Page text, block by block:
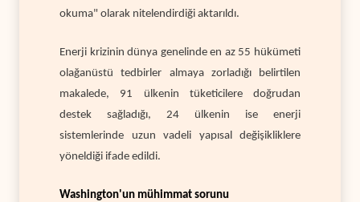
okuma" olarak nitelendirdiği aktarıldı.
Enerji krizinin dünya genelinde en az 55 hükümeti
olağanüstü tedbirler almaya zorladığı belirtilen
makalede, 91 ülkenin tüketicilere doğrudan
destek sağladığı, 24 ülkenin ise enerji
sistemlerinde uzun vadeli yapısal değişikliklere
yöneldiği ifade edildi.
Washington'un mühimmat sorunu